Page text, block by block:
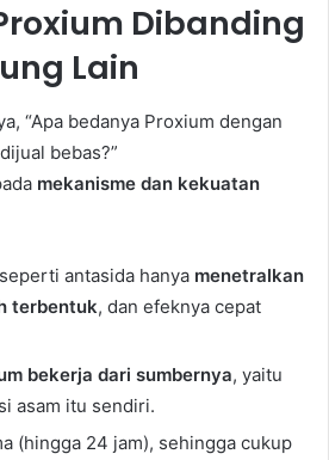
Dibanding
Lain
“Apa bedanya Proxium dengan
bebas?”
mekanisme dan kekuatan
antasida hanya menetralkan
terbentuk, dan efeknya cepat
bekerja dari sumbernya, yaitu
asam itu sendiri.
(hingga 24 jam), sehingga cukup